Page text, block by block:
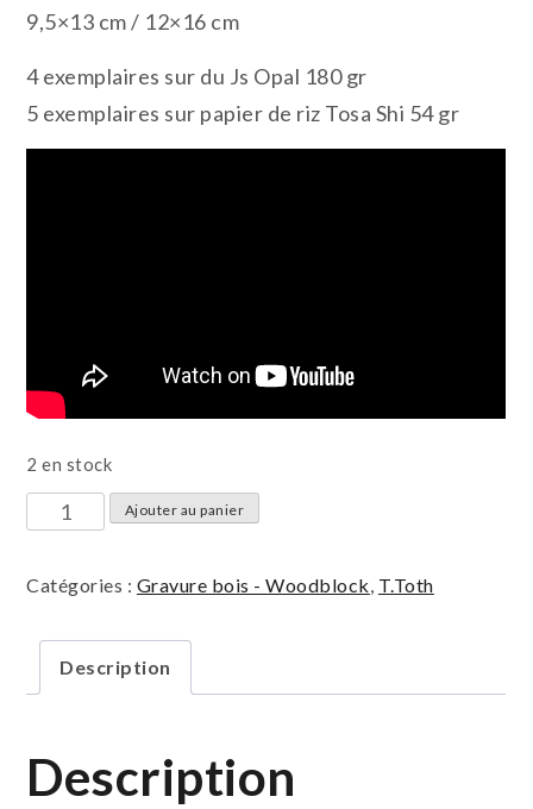
9,5×13 cm / 12×16 cm
4 exemplaires sur du Js Opal 180 gr
5 exemplaires sur papier de riz Tosa Shi 54 gr
2 en stock
quantité
Papier
Ajouter au panier
Catégories : Gravure bois - Woodblock, T.Toth
Description
Description